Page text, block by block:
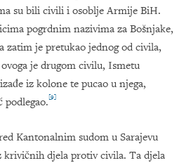
su bili civili i osoblje Armije BiH.
pogrdnim nazivima za Bošnjake,
zatim je pretukao jednog od civila,
je drugom civilu, Ismetu
iz kolone te pucao u njega,
podlegao.[9]
Kantonalnim sudom u Sarajevu
krivičnih djela protiv civila. Ta djela